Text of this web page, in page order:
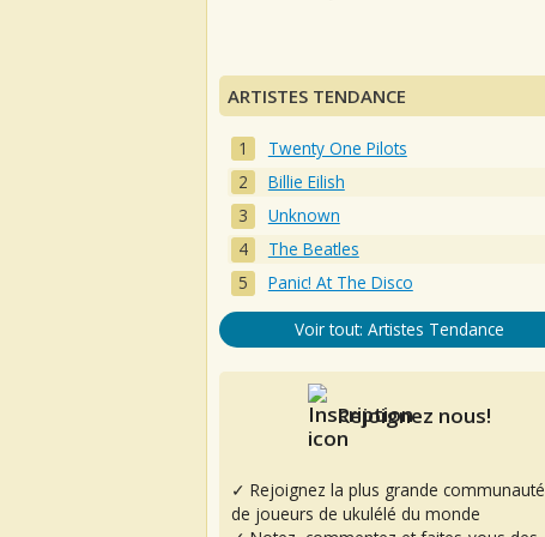
ARTISTES TENDANCE
Twenty One Pilots
Billie Eilish
Unknown
The Beatles
Panic! At The Disco
Voir tout: Artistes Tendance
Rejoignez nous!
✓ Rejoignez la plus grande communauté
de joueurs de ukulélé du monde